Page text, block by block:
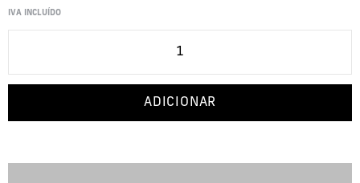
IVA INCLUÍDO
ADICIONAR